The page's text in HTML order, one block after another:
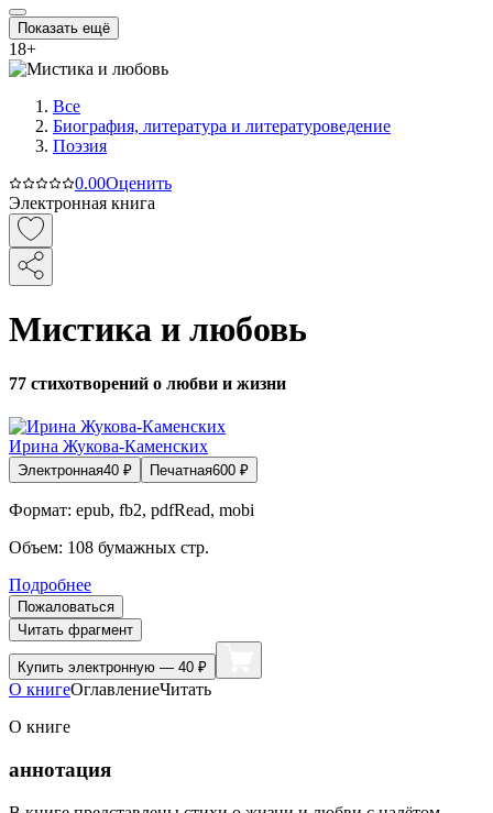
Показать ещё
18+
Все
Биография, литература и литературоведение
Поэзия
0.00Оценить
Электронная книга
Мистика и любовь
77 стихотворений о любви и жизни
Ирина Жукова-Каменских
Электронная40 ₽ Печатная600 ₽
Формат: epub, fb2, pdfRead, mobi
Объем: 108 бумажных стр.
Подробнее
Пожаловаться
Читать фрагмент
Купить электронную — 40 ₽
О книгеОглавлениеЧитать
О книге
аннотация